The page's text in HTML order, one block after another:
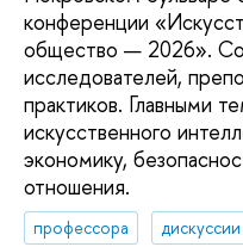
конференции
общество — 2026».
исследователей,
практиков. Главными
искусственного
экономику,
отношения.
профессора
дискуссии